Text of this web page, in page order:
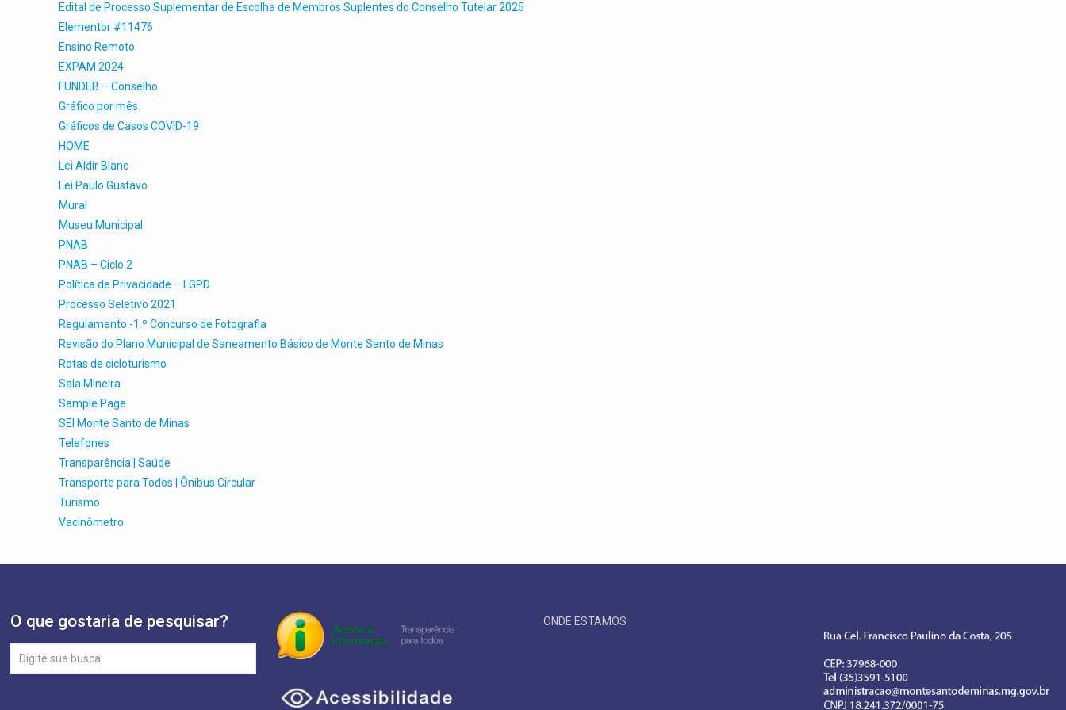
Edital de Processo Suplementar de Escolha de Membros Suplentes do Conselho Tutelar 2025
Elementor #11476
Ensino Remoto
EXPAM 2024
FUNDEB – Conselho
Gráfico por mês
Gráficos de Casos COVID-19
HOME
Lei Aldir Blanc
Lei Paulo Gustavo
Mural
Museu Municipal
PNAB
PNAB – Ciclo 2
Política de Privacidade – LGPD
Processo Seletivo 2021
Regulamento -1.º Concurso de Fotografia
Revisão do Plano Municipal de Saneamento Básico de Monte Santo de Minas
Rotas de cicloturismo
Sala Mineira
Sample Page
SEI Monte Santo de Minas
Telefones
Transparência | Saúde
Transporte para Todos | Ônibus Circular
Turismo
Vacinômetro
O que gostaria de pesquisar? ONDE ESTAMOS